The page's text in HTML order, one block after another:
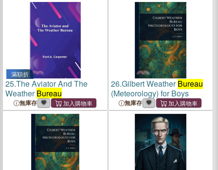
滿額折
25.The Aviator And The
WeatherBureau
無庫存
26.Gilbert WeatherBureau
(Meteorology) for Boys
無庫存